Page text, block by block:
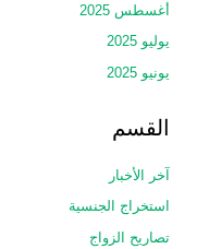
أغسطس 2025
يوليو 2025
يونيو 2025
القسم
آخر الأخبار
استخراج الجنسية
تصاريح الزواج